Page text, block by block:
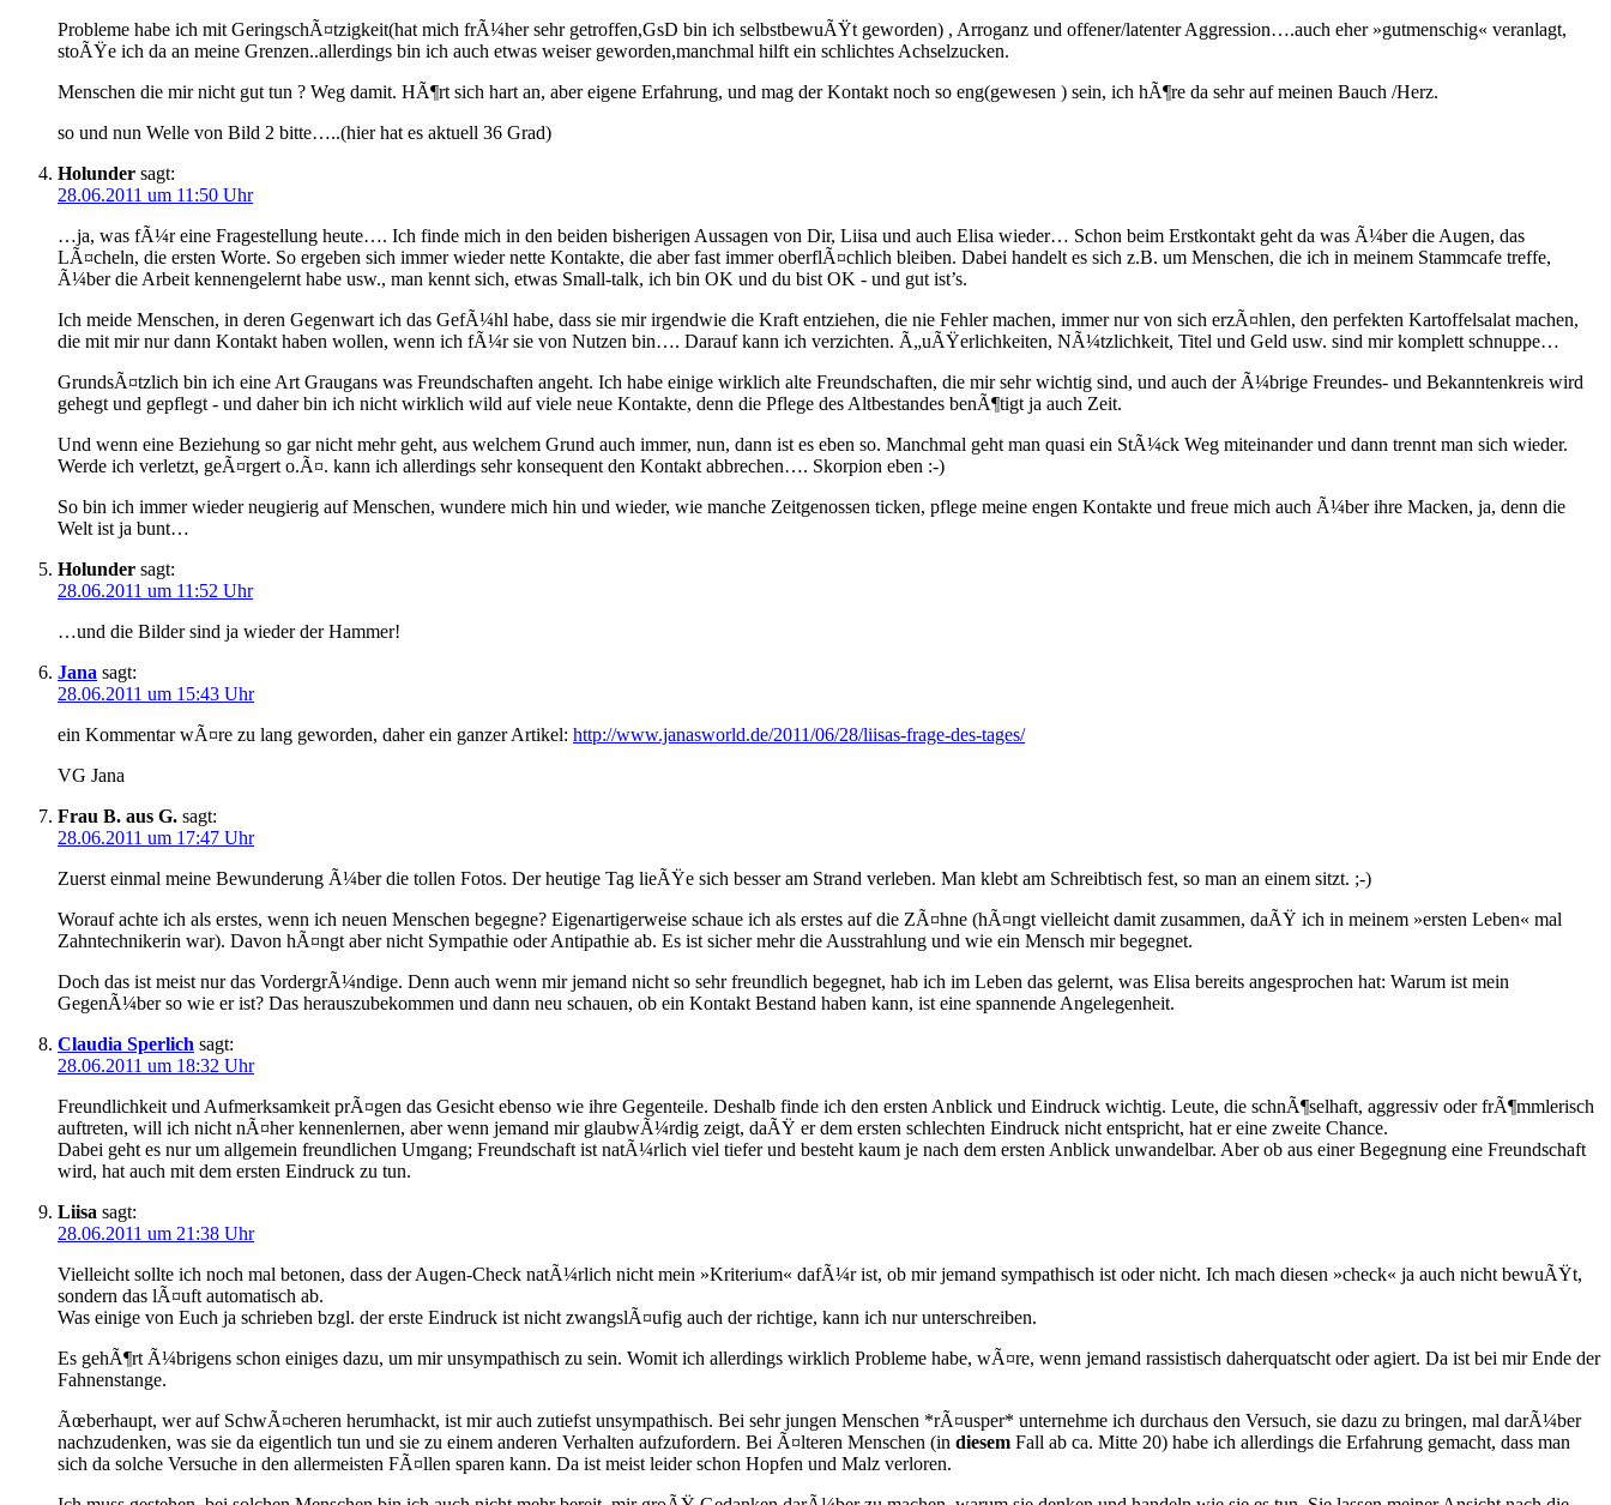
Probleme habe ich mit GeringschÃ¤tzigkeit(hat mich frÃ¼her sehr getroffen,GsD bin ich selbstbewuÃŸt geworden) , Arroganz und offener/latenter Aggression….auch eher »gutmenschig« veranlagt,
stoÃŸe ich da an meine Grenzen..allerdings bin ich auch etwas weiser geworden,manchmal hilft ein schlichtes Achselzucken.
Menschen die mir nicht gut tun ? Weg damit. HÃ¶rt sich hart an, aber eigene Erfahrung, und mag der Kontakt noch so eng(gewesen ) sein, ich hÃ¶re da sehr auf meinen Bauch /Herz.
so und nun Welle von Bild 2 bitte…..(hier hat es aktuell 36 Grad)
Holunder sagt:
28.06.2011 um 11:50 Uhr
…ja, was fÃ¼r eine Fragestellung heute…. Ich finde mich in den beiden bisherigen Aussagen von Dir, Liisa und auch Elisa wieder… Schon beim Erstkontakt geht da was Ã¼ber die Augen, das
LÃ¤cheln, die ersten Worte. So ergeben sich immer wieder nette Kontakte, die aber fast immer oberflÃ¤chlich bleiben. Dabei handelt es sich z.B. um Menschen, die ich in meinem Stammcafe treffe,
Ã¼ber die Arbeit kennengelernt habe usw., man kennt sich, etwas Small-talk, ich bin OK und du bist OK - und gut ist’s.
Ich meide Menschen, in deren Gegenwart ich das GefÃ¼hl habe, dass sie mir irgendwie die Kraft entziehen, die nie Fehler machen, immer nur von sich erzÃ¤hlen, den perfekten Kartoffelsalat machen,
die mit mir nur dann Kontakt haben wollen, wenn ich fÃ¼r sie von Nutzen bin…. Darauf kann ich verzichten. Ã„uÃŸerlichkeiten, NÃ¼tzlichkeit, Titel und Geld usw. sind mir komplett schnuppe…
GrundsÃ¤tzlich bin ich eine Art Graugans was Freundschaften angeht. Ich habe einige wirklich alte Freundschaften, die mir sehr wichtig sind, und auch der Ã¼brige Freundes- und Bekanntenkreis wird
gehegt und gepflegt - und daher bin ich nicht wirklich wild auf viele neue Kontakte, denn die Pflege des Altbestandes benÃ¶tigt ja auch Zeit.
Und wenn eine Beziehung so gar nicht mehr geht, aus welchem Grund auch immer, nun, dann ist es eben so. Manchmal geht man quasi ein StÃ¼ck Weg miteinander und dann trennt man sich wieder.
Werde ich verletzt, geÃ¤rgert o.Ã¤. kann ich allerdings sehr konsequent den Kontakt abbrechen…. Skorpion eben :-)
So bin ich immer wieder neugierig auf Menschen, wundere mich hin und wieder, wie manche Zeitgenossen ticken, pflege meine engen Kontakte und freue mich auch Ã¼ber ihre Macken, ja, denn die
Welt ist ja bunt…
Holunder sagt:
28.06.2011 um 11:52 Uhr
…und die Bilder sind ja wieder der Hammer!
Jana sagt:
28.06.2011 um 15:43 Uhr
ein Kommentar wÃ¤re zu lang geworden, daher ein ganzer Artikel: http://www.janasworld.de/2011/06/28/liisas-frage-des-tages/
VG Jana
Frau B. aus G. sagt:
28.06.2011 um 17:47 Uhr
Zuerst einmal meine Bewunderung Ã¼ber die tollen Fotos. Der heutige Tag lieÃŸe sich besser am Strand verleben. Man klebt am Schreibtisch fest, so man an einem sitzt. ;-)
Worauf achte ich als erstes, wenn ich neuen Menschen begegne? Eigenartigerweise schaue ich als erstes auf die ZÃ¤hne (hÃ¤ngt vielleicht damit zusammen, daÃŸ ich in meinem »ersten Leben« mal
Zahntechnikerin war). Davon hÃ¤ngt aber nicht Sympathie oder Antipathie ab. Es ist sicher mehr die Ausstrahlung und wie ein Mensch mir begegnet.
Doch das ist meist nur das VordergrÃ¼ndige. Denn auch wenn mir jemand nicht so sehr freundlich begegnet, hab ich im Leben das gelernt, was Elisa bereits angesprochen hat: Warum ist mein
GegenÃ¼ber so wie er ist? Das herauszubekommen und dann neu schauen, ob ein Kontakt Bestand haben kann, ist eine spannende Angelegenheit.
Claudia Sperlich sagt:
28.06.2011 um 18:32 Uhr
Freundlichkeit und Aufmerksamkeit prÃ¤gen das Gesicht ebenso wie ihre Gegenteile. Deshalb finde ich den ersten Anblick und Eindruck wichtig. Leute, die schnÃ¶selhaft, aggressiv oder frÃ¶mmlerisch
auftreten, will ich nicht nÃ¤her kennenlernen, aber wenn jemand mir glaubwÃ¼rdig zeigt, daÃŸ er dem ersten schlechten Eindruck nicht entspricht, hat er eine zweite Chance.
Dabei geht es nur um allgemein freundlichen Umgang; Freundschaft ist natÃ¼rlich viel tiefer und besteht kaum je nach dem ersten Anblick unwandelbar. Aber ob aus einer Begegnung eine Freundschaft
wird, hat auch mit dem ersten Eindruck zu tun.
Liisa sagt:
28.06.2011 um 21:38 Uhr
Vielleicht sollte ich noch mal betonen, dass der Augen-Check natÃ¼rlich nicht mein »Kriterium« dafÃ¼r ist, ob mir jemand sympathisch ist oder nicht. Ich mach diesen »check« ja auch nicht bewuÃŸt,
sondern das lÃ¤uft automatisch ab.
Was einige von Euch ja schrieben bzgl. der erste Eindruck ist nicht zwangslÃ¤ufig auch der richtige, kann ich nur unterschreiben.
Es gehÃ¶rt Ã¼brigens schon einiges dazu, um mir unsympathisch zu sein. Womit ich allerdings wirklich Probleme habe, wÃ¤re, wenn jemand rassistisch daherquatscht oder agiert. Da ist bei mir Ende der
Fahnenstange.
Ãœberhaupt, wer auf SchwÃ¤cheren herumhackt, ist mir auch zutiefst unsympathisch. Bei sehr jungen Menschen *rÃ¤usper* unternehme ich durchaus den Versuch, sie dazu zu bringen, mal darÃ¼ber
nachzudenken, was sie da eigentlich tun und sie zu einem anderen Verhalten aufzufordern. Bei Ã¤lteren Menschen (in diesem Fall ab ca. Mitte 20) habe ich allerdings die Erfahrung gemacht, dass man
sich da solche Versuche in den allermeisten FÃ¤llen sparen kann. Da ist meist leider schon Hopfen und Malz verloren.